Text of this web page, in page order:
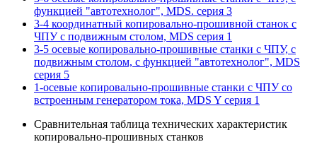
функцией "автотехнолог", MDS. серия 3
3-4 координатный копировально-прошивной станок с
ЧПУ с подвижным столом, MDS серия 1
3-5 осевые копировально-прошивные станки с ЧПУ, с
подвижным столом, с функцией "автотехнолог", MDS
серия 5
1-осевые копировально-прошивные станки с ЧПУ со
встроенным генератором тока, MDS Y серия 1
Сравнительная таблица технических характеристик
копировально-прошивных станков